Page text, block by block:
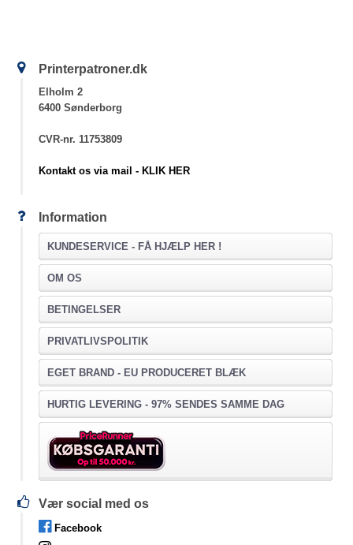
Printerpatroner.dk
Elholm 2
6400 Sønderborg
CVR-nr. 11753809
Kontakt os via mail - KLIK HER
Information
KUNDESERVICE - FÅ HJÆLP HER !
OM OS
BETINGELSER
PRIVATLIVSPOLITIK
EGET BRAND - EU PRODUCERET BLÆK
HURTIG LEVERING - 97% SENDES SAMME DAG
Vær social med os
Facebook